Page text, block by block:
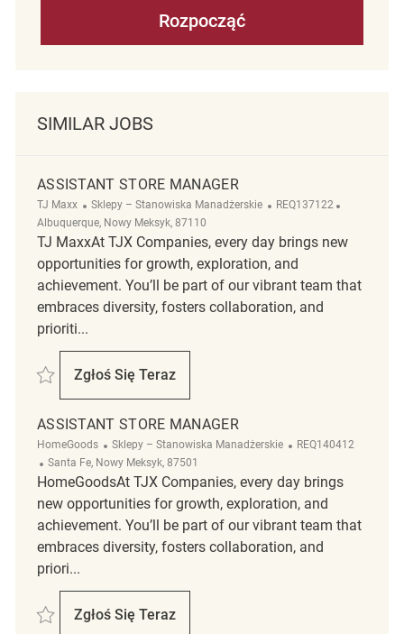
Rozpocząć
SIMILAR JOBS
ASSISTANT STORE MANAGER
TJ Maxx Kategoria
Sklepy – Stanowiska Manadżerskie ReqId
REQ137122
Albuquerque, Nowy Meksyk, 87110
TJ MaxxAt TJX Companies, every day brings new
opportunities for growth, exploration, and
achievement. You’ll be part of our vibrant team that
embraces diversity, fosters collaboration, and
prioriti...
Zapisać Assistant Store Manager REQ137122
Zgłoś Się Teraz
Assistant Store Manager
ASSISTANT STORE MANAGER
HomeGoods Kategoria
Sklepy – Stanowiska Manadżerskie ReqId
REQ140412
Lokalizacja
Santa Fe, Nowy Meksyk, 87501
HomeGoodsAt TJX Companies, every day brings
new opportunities for growth, exploration, and
achievement. You’ll be part of our vibrant team that
embraces diversity, fosters collaboration, and
priori...
Zapisać Assistant Store Manager REQ140412
Zgłoś Się Teraz
Assistant Store Manager